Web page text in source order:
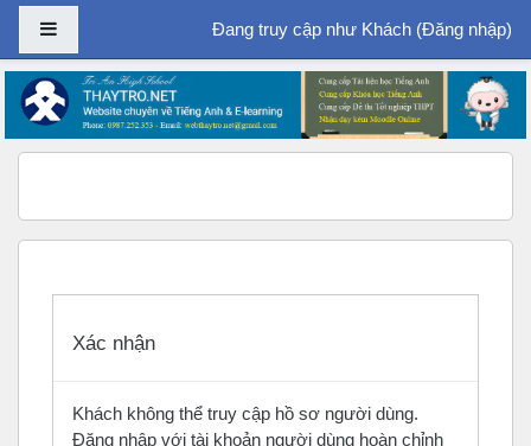
Chuyển tới nội dung chính
Bảng điều khiển cạnhĐang truy cập như Khách (Đăng nhập)
Xác nhận
Khách không thể truy cập hồ sơ người dùng.
Đăng nhập với tài khoản người dùng hoàn chỉnh